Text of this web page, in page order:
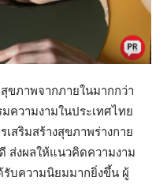
ขภาพจากภายในมากกว่า
ความงามในประเทศไทย
สริมสร้างสุขภาพร่างกาย
ส่งผลให้แนวคิดความงาม
บความนิยมมากยิ่งขึ้น ผู้